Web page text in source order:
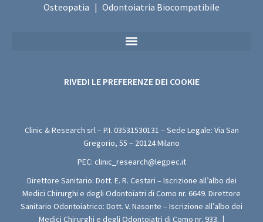
Osteopatia | Odontoiatria Biocompatibile
RIVEDI LE PREFERENZE DEI COOKIE
Clinic & Research srl – P.I. 03531530131 – Sede Legale: Via San
Gregorio, 55 – 20124 Milano
PEC: clinic_research@legpec.it
Direttore Sanitario: Dott. E. R. Cestari – Iscrizione all’albo dei
Medici Chirurghi e degli Odontoiatri di Como nr. 6649. Direttore
Sanitario Odontoiatrico: Dott. V. Nasonte – Iscrizione all’albo dei
Medici Chirurghi e degli Odontoiatri di Como nr. 933. |